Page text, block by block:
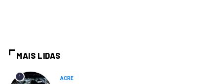
MAIS LIDAS
1 ACRE